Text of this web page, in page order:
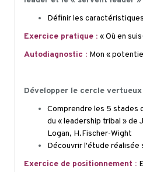
Définir les
Exercice pratique : « Où en
Autodiagnostic : Mon «
Développer le cercle
Comprendre les 5 stades
du « leadership tribal » de
Logan, H.Fischer-Wight
Découvrir l'étude réalisée
Exercice de positionnement :